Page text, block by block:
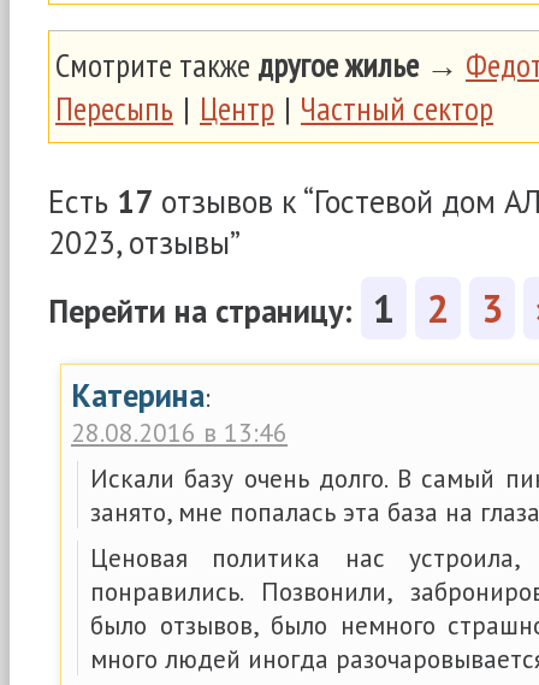
Смотрите также другое жилье→
Пересыпь | Центр | Частный сектор
Есть 17 отзывов к “Гостевой дом
2023, отзывы”
Перейти на страницу: 1 2 3
Катерина:
28.08.2016 в 13:46
Искали базу очень долго. В самый
занято, мне попалась эта база на
Ценовая политика нас
понравились. Позвонили,
было отзывов, было немного
много людей иногда